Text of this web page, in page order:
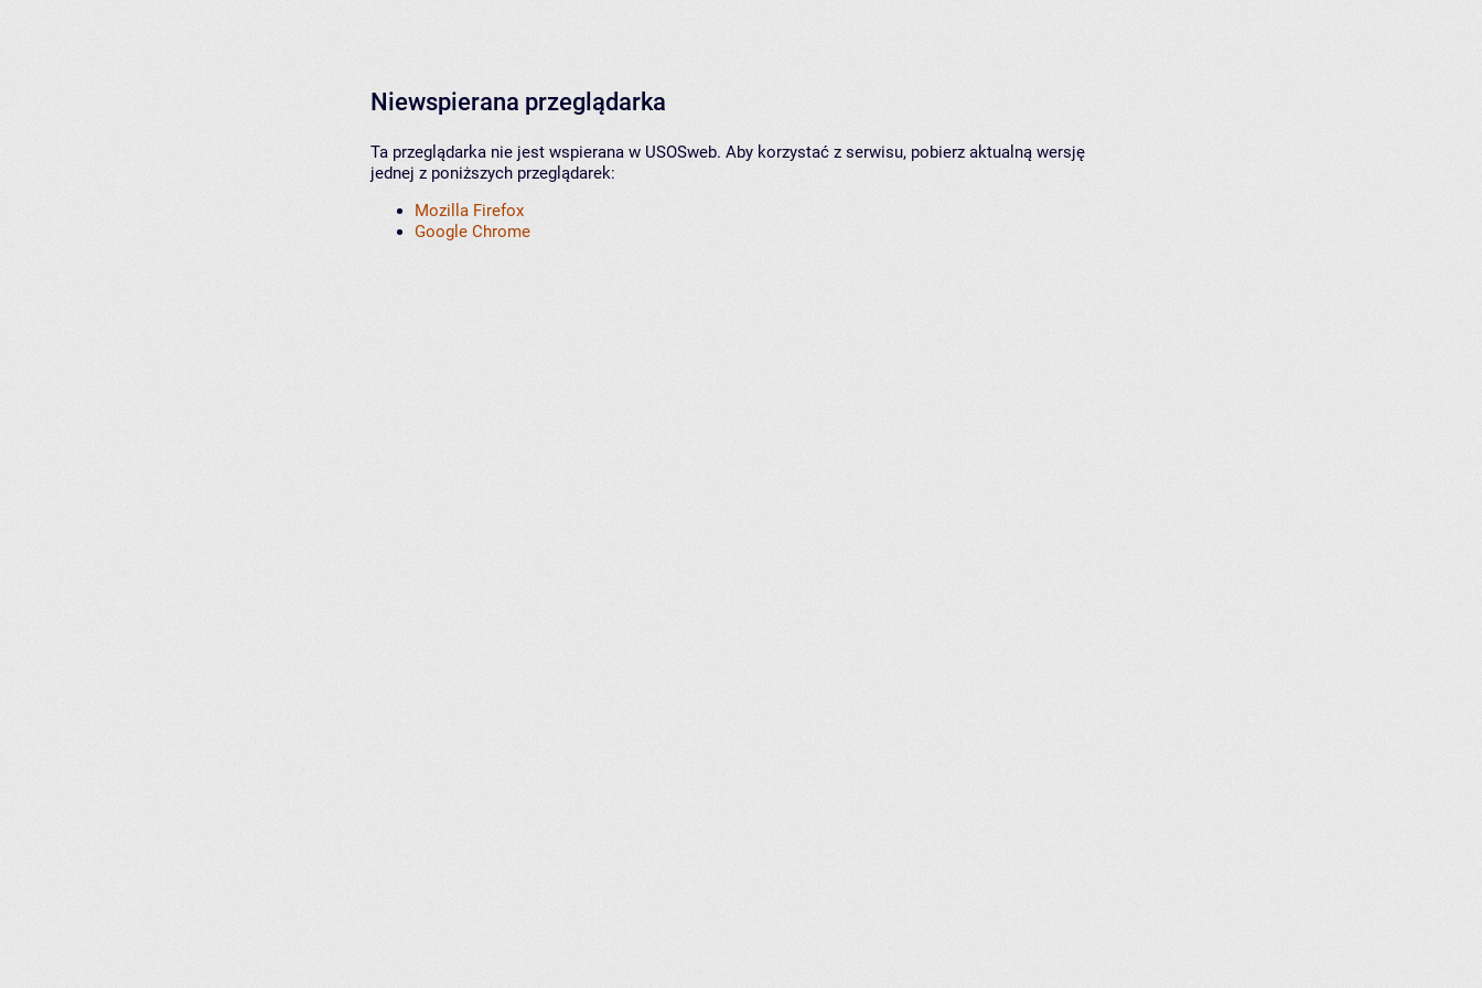
Niewspierana przeglądarka
Ta przeglądarka nie jest wspierana w USOSweb. Aby korzystać z serwisu, pobierz aktualną wersję
jednej z poniższych przeglądarek:
Mozilla Firefox
Google Chrome